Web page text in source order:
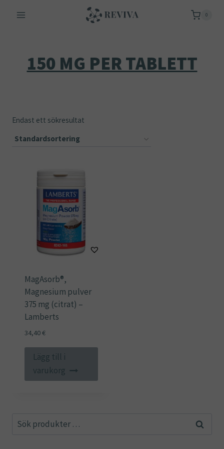
0
150 MG PER TABLETT
Endast ett sökresultat
MagAsorb®,
Magnesium pulver
375 mg (citrat) –
Lamberts
34,40€
Lägg till i
varukorg
Sök
Sök